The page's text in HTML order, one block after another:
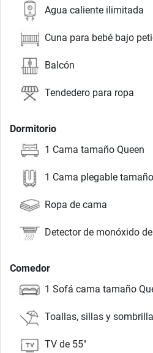
Agua caliente ilimitada
Cuna para bebé bajo
Balcón
Tendedero para ropa
Dormitorio
1 Cama tamaño Queen
1 Cama plegable
Ropa de cama
Detector de monóxido
Comedor
1 Sofá cama tamaño
Toallas, sillas y
TV de 55"